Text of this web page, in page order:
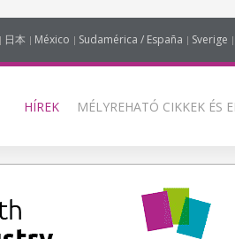
日本 México Sudamérica / España Sverige
HÍREK MÉLYREHATÓ CIKKEK ÉS